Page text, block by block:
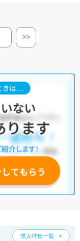
>>
求人特集一覧